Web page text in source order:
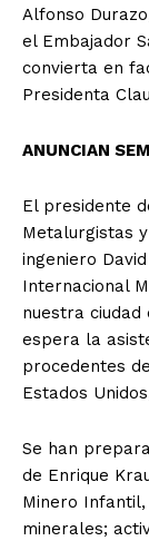
Alfonso
el Embajador
convierta en
Presidenta
ANUNCIAN
El presidente
Metalurgistas
ingeniero
Internacional
nuestra ciudad
espera la
procedentes
Estados
Se han
de Enrique
Minero
minerales;